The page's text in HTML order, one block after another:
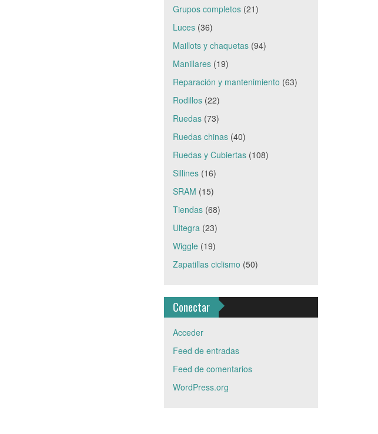
Grupos completos(21)
Luces(36)
Maillots y chaquetas(94)
Manillares(19)
Reparación y mantenimiento (63)
Rodillos(22)
Ruedas(73)
Ruedas chinas(40)
Ruedas y Cubiertas(108)
Sillines(16)
SRAM (15)
Tiendas(68)
Ultegra(23)
Wiggle(19)
Zapatillas ciclismo (50)
Conectar
Acceder
Feed de entradas
Feed de comentarios
WordPress.org